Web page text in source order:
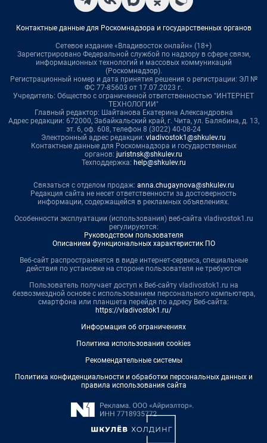
Контактные данные для Роскомнадзора и государственных органов
Сетевое издание «Владивосток онлайн» (18+)
Зарегистрировано Федеральной службой по надзору в сфере связи,
информационных технологий и массовых коммуникаций
(Роскомнадзор).
Регистрационный номер и дата принятия решения о регистрации: ЭЛ №
ФС 77-85603 от 17.07.2023 г.
Учредитель: Общество с ограниченной ответственностью "ИНТЕРНЕТ
ТЕХНОЛОГИИ"
Главный редактор: Шайтанова Екатерина Александровна
Адрес редакции: 672000, Забайкальский край, г. Чита, ул. Балябина, д. 13,
эт. 6, оф. 608, телефон 8 (3022) 40-08-24
Электронный адрес редакции: vladivostok1@shkulev.ru
Контактные данные для Роскомнадзора и государственных
органов: juristnsk@shkulev.ru
Техподдержка: help@shkulev.ru
Связаться с отделом продаж: anna.chugaynova@shkulev.ru
Редакция сайта не несет ответственности за достоверность
информации, содержащейся в рекламных объявлениях.
Особенности эксплуатации (использования) веб-сайта vladivostok1.ru
регулируются:
Руководством пользователя
Описанием функциональных характеристик ПО
Веб-сайт распространяется в виде интернет-сервиса, специальные
действия по установке на стороне пользователя не требуются
Пользователь получает доступ к Веб-сайту vladivostok1.ru на
безвозмездной основе с использованием персонального компьютера,
смартфона или планшета перейдя по адресу Веб-сайта:
https://vladivostok1.ru/
Информация об ограничениях
Политика использования cookies
Рекомендательные системы
Политика конфиденциальности и обработки персональных данных и
правила использования сайта